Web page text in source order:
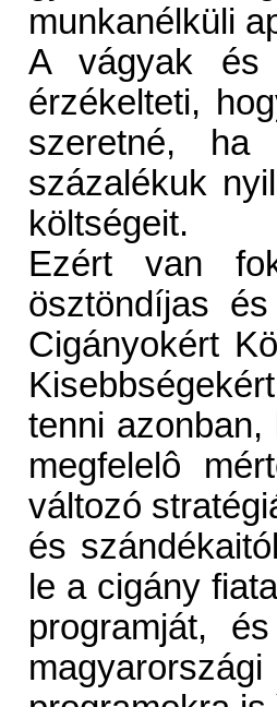
munkanélküli
A vágyak és
érzékelteti,
szeretné, ha
százalékuk
költségeit.
Ezért van
ösztöndíjas
Cigányokért
tenni
megfelelô
változó
és
le a cigány
programját,